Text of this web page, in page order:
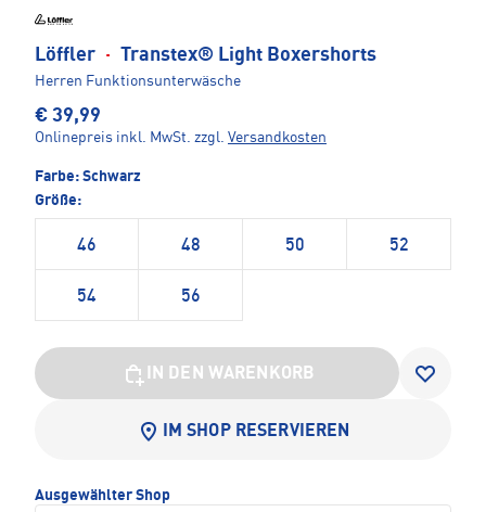
Löffler · Transtex® Light Boxershorts
Herren Funktionsunterwäsche
€ 39,99
Onlinepreis inkl. MwSt. zzgl. Versandkosten
Farbe: Schwarz
Größe:
46 48 50 52
54 56
IN DEN WARENKORB
IM SHOP RESERVIEREN
Ausgewählter Shop